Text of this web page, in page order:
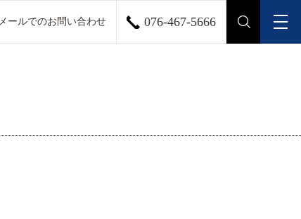
メールでのお問い合わせ 076-467-5666